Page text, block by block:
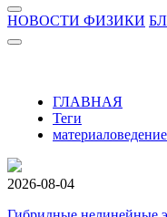
НОВОСТИ ФИЗИКИ
ГЛАВНАЯ
Теги
материаловедение
2026-08-04